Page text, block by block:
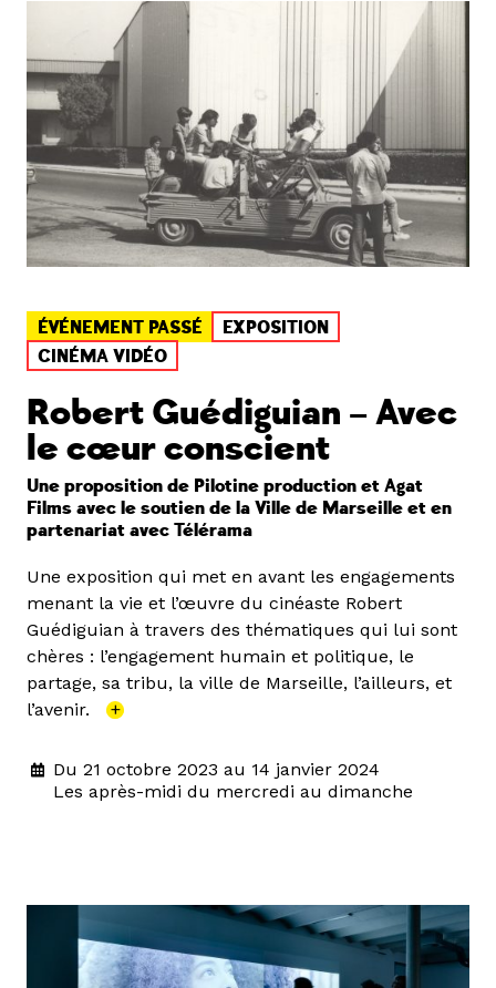
ÉVÉNEMENT PASSÉ
EXPOSITION
CINÉMA VIDÉO
Robert Guédiguian – Avec
le cœur conscient
Une proposition de Pilotine production et Agat
Films avec le soutien de la Ville de Marseille et en
partenariat avec Télérama
Une exposition qui met en avant les engagements
menant la vie et l’œuvre du cinéaste Robert
Guédiguian à travers des thématiques qui lui sont
chères : l’engagement humain et politique, le
partage, sa tribu, la ville de Marseille, l’ailleurs, et
l’avenir.
+
Du 21 octobre 2023 au 14 janvier 2024
Les après-midi du mercredi au dimanche